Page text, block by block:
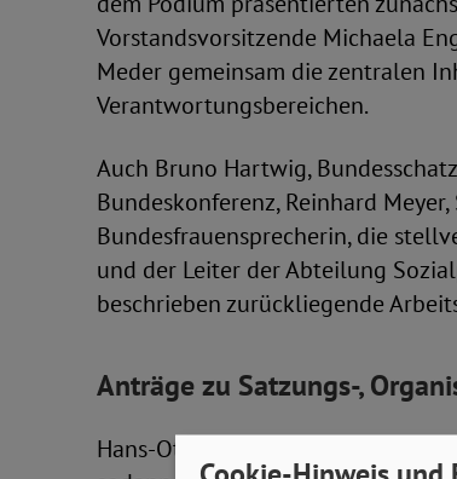
Vorstandsvorsitzende Michaela
Meder gemeinsam die zentralen
Verantwortungsbereichen.
Auch Bruno Hartwig,
Bundeskonferenz, Reinhard
Bundesfrauensprecherin, die
und der Leiter der Abteilung
beschrieben zurückliegende
Anträge zu Satzungs-,
Hans-Otto Umlandt, Vorsitzender